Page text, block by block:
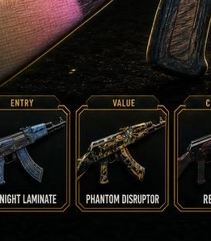
制作：Michael
2026
整とIEMケルン優勝への鍵
説】